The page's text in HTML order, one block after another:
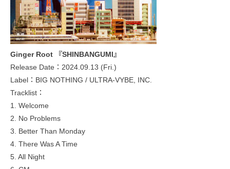
Ginger Root 『SHINBANGUMI』
Release Date：2024.09.13 (Fri.)
Label：BIG NOTHING / ULTRA-VYBE, INC.
Tracklist：
1. Welcome
2. No Problems
3. Better Than Monday
4. There Was A Time
5. All Night